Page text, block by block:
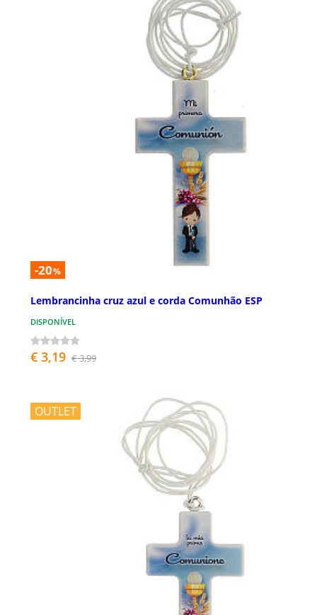
-20%
Lembrancinha cruz azul e corda Comunhão ESP
DISPONÍVEL
€ 3,19 € 3,99
OUTLET